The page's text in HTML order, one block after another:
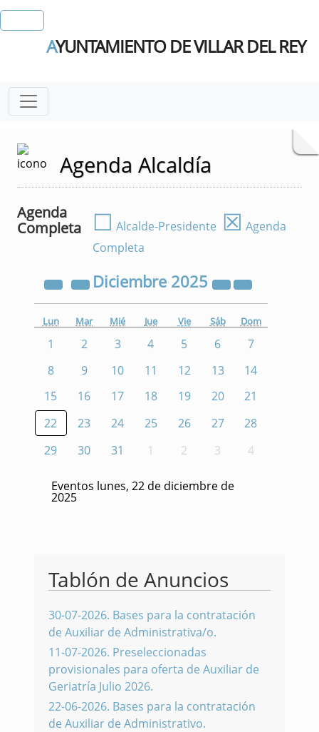
AYUNTAMIENTO DE VILLAR DEL REY
Agenda Alcaldía
Agenda
Completa
☐ Alcalde-Presidente ☒ Agenda
Completa
Diciembre 2025
Lun Mar Mié Jue Vie Sáb Dom
1 2 3 4 5 6
7
8
9 10 11 12 13
14
15
16 17 18 19 20
21
22
23 24 25 26 27
28
29
30 31 1 2 3 4
Eventos lunes, 22 de diciembre de
2025
Tablón de Anuncios
30-07-2026. Bases para la contratación
de Auxiliar de Administrativa/o.
11-07-2026. Preseleccionadas
provisionales para oferta de Auxiliar de
Geriatría Julio 2026.
22-06-2026. Bases para la contratación
de Auxiliar de Administrativo.